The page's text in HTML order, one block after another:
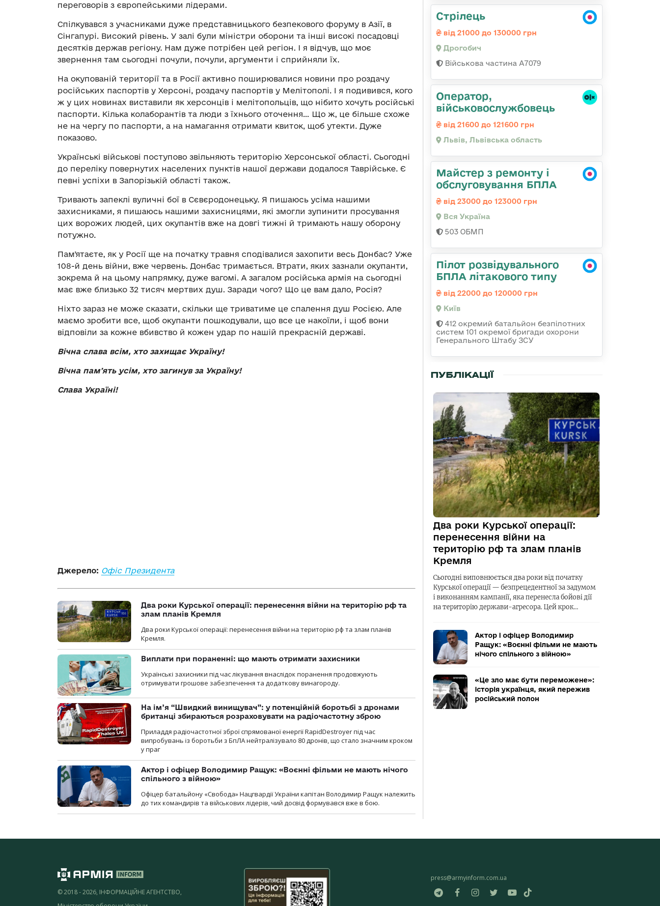
переговорів з європейськими лідерами.
Спілкувався з учасниками дуже представницького безпекового форуму в Азії, в
Сінгапурі. Високий рівень. У залі були міністри оборони та інші високі посадовці
десятків держав регіону. Нам дуже потрібен цей регіон. І я відчув, що моє
звернення там сьогодні почули, почули, аргументи і сприйняли їх.
На окупованій території та в Росії активно поширювалися новини про роздачу
російських паспортів у Херсоні, роздачу паспортів у Мелітополі. І я подивився, кого
ж у цих новинах виставили як херсонців і мелітопольців, що нібито хочуть російські
паспорти. Кілька колаборантів та люди з їхнього оточення… Що ж, це більше схоже
не на чергу по паспорти, а на намагання отримати квиток, щоб утекти. Дуже
показово.
Українські військові поступово звільняють територію Херсонської області. Сьогодні
до переліку повернутих населених пунктів нашої держави додалося Таврійське. Є
певні успіхи в Запорізькій області також.
Тривають запеклі вуличні бої в Сєвєродонецьку. Я пишаюсь усіма нашими
захисниками, я пишаюсь нашими захисницями, які змогли зупинити просування
цих ворожих людей, цих окупантів вже на довгі тижні й тримають нашу оборону
потужно.
Памʼятаєте, як у Росії ще на початку травня сподівалися захопити весь Донбас? Уже
108-й день війни, вже червень. Донбас тримається. Втрати, яких зазнали окупанти,
зокрема й на цьому напрямку, дуже вагомі. А загалом російська армія на сьогодні
має вже близько 32 тисяч мертвих душ. Заради чого? Що це вам дало, Росія?
Ніхто зараз не може сказати, скільки ще триватиме це спалення душ Росією. Але
маємо зробити все, щоб окупанти пошкодували, що все це накоїли, і щоб вони
відповіли за кожне вбивство й кожен удар по нашій прекрасній державі.
Вічна слава всім, хто захищає Україну!
Вічна памʼять усім, хто загинув за Україну!
Слава Україні!
Джерело: Офіс Президента
Два роки Курської операції: перенесення війни на територію рф та
злам планів Кремля
Два роки Курської операції: перенесення війни на територію рф та злам планів
Кремля.
Виплати при пораненні: що мають отримати захисники
Українські захисники під час лікування внаслідок поранення продовжують
отримувати грошове забезпечення та додаткову винагороду.
На ім’я “Швидкий винищувач”: у потенційній боротьбі з дронами
британці збираються розраховувати на радіочастотну зброю
Приладдя радіочастотної зброї спрямованої енергії RapidDestroyer під час
випробувань із боротьби з БпЛА нейтралізувало 80 дронів, що стало значним кроком
у праг
Актор і офіцер Володимир Ращук: «Воєнні фільми не мають нічого
спільного з війною»
Офіцер батальйону «Свобода» Нацгвардії України капітан Володимир Ращук належить
до тих командирів та військових лідерів, чий досвід формувався вже в бою.
Стрілець
від 21000 до 130000 грн
Дрогобич
Військова частина А7079
Оператор,
військовослужбовець
від 21600 до 121600 грн
Львів, Львівська область
Майстер з ремонту і
обслуговування БПЛА
від 23000 до 123000 грн
Вся Україна
503 ОБМП
Пілот розвідувального
БПЛА літакового типу
від 22000 до 120000 грн
Київ
412 окремий батальйон безпілотних
систем 101 окремої бригади охорони
Генерального Штабу ЗСУ
ПУБЛІКАЦІЇ
Два роки Курської операції:
перенесення війни на
територію рф та злам планів
Кремля
Сьогодні виповнюється два роки від початку
Курської операції — безпрецедентної за задумом
і виконанням кампанії, яка перенесла бойові дії
на територію держави-агресора. Цей крок…
Актор і офіцер Володимир
Ращук: «Воєнні фільми не мають
нічого спільного з війною»
«Це зло має бути переможене»:
історія українця, який пережив
російський полон
© 2018 - 2026, ІНФОРМАЦІЙНЕ АГЕНТСТВО,
press@armyinform.com.ua